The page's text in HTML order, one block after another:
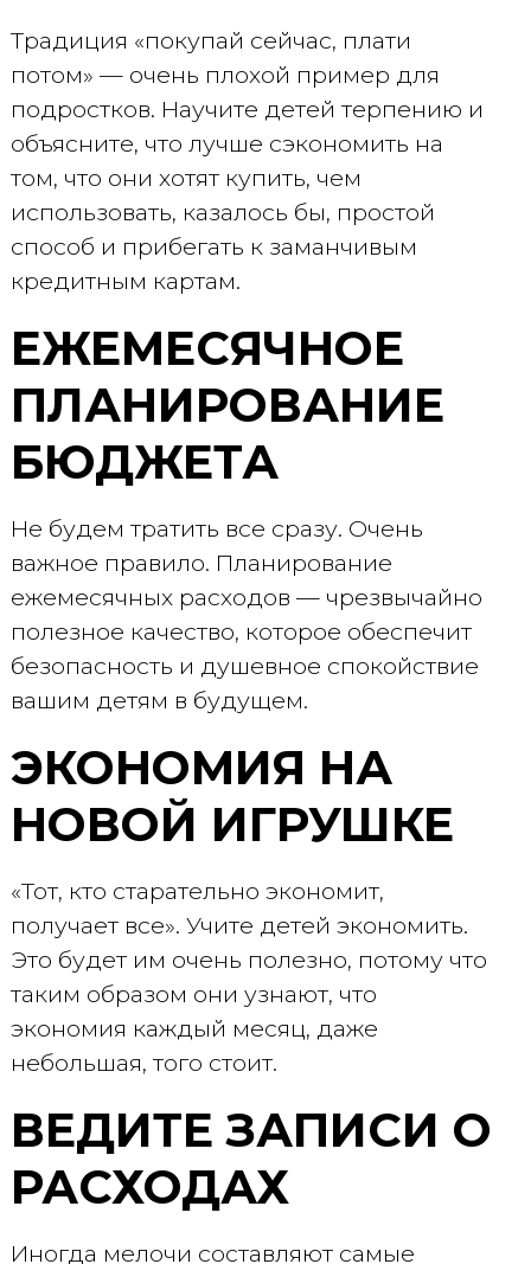
Традиция «покупай сейчас, плати
потом» — очень плохой пример для
подростков. Научите детей терпению и
объясните, что лучше сэкономить на
том, что они хотят купить, чем
использовать, казалось бы, простой
способ и прибегать к заманчивым
кредитным картам.
ЕЖЕМЕСЯЧНОЕ
ПЛАНИРОВАНИЕ
БЮДЖЕТА
Не будем тратить все сразу. Очень
важное правило. Планирование
ежемесячных расходов — чрезвычайно
полезное качество, которое обеспечит
безопасность и душевное спокойствие
вашим детям в будущем.
ЭКОНОМИЯ НА
НОВОЙ ИГРУШКЕ
«Тот, кто старательно экономит,
получает все». Учите детей экономить.
Это будет им очень полезно, потому что
таким образом они узнают, что
экономия каждый месяц, даже
небольшая, того стоит.
ВЕДИТЕ ЗАПИСИ О
РАСХОДАХ
Иногда мелочи составляют самые